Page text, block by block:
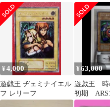
PSA10
ゴン レリ
JP015
¥4,000
遊戯王 ヂェミナイエル
フ レリーフ
¥63,000
遊戯王
初期